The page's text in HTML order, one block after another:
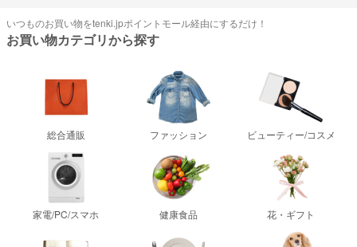
いつものお買い物をtenki.jpポイントモール経由にするだけ！
お買い物カテゴリから探す
総合通販 ファッション ビューティー/コスメ
家電/PC/スマホ 健康食品 花・ギフト